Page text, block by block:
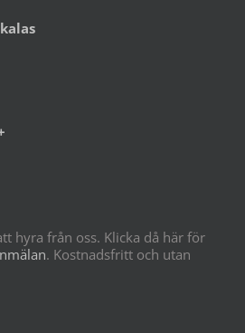
hyra från oss. Klicka då här för
. Kostnadsfritt och utan